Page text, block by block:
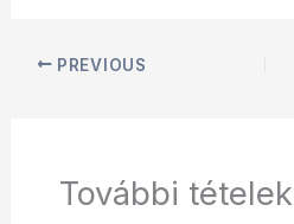
PREVIOUS
További tételek